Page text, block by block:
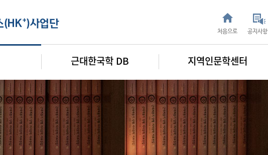
공지사항
처음으로
근대한국학 DB 지역인문학센터